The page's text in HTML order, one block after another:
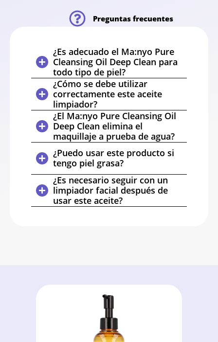
Preguntas frecuentes
¿Es adecuado el Ma:nyo Pure
Cleansing Oil Deep Clean para
todo tipo de piel?
¿Cómo se debe utilizar
correctamente este aceite
limpiador?
¿El Ma:nyo Pure Cleansing Oil
Deep Clean elimina el
maquillaje a prueba de agua?
¿Puedo usar este producto si
tengo piel grasa?
¿Es necesario seguir con un
limpiador facial después de
usar este aceite?